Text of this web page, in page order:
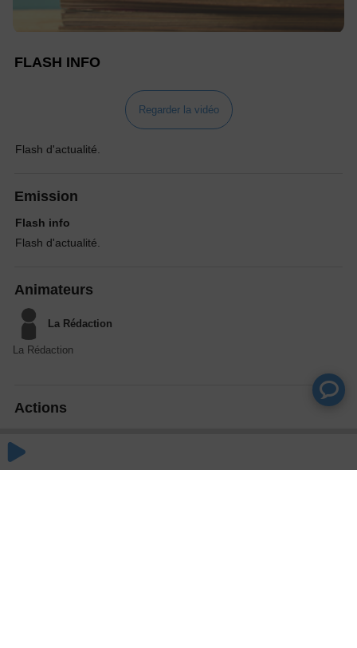
FLASH INFO
Regarder la vidéo
Flash d'actualité.
Emission
Flash info
Flash d'actualité.
Animateurs
La Rédaction
La Rédaction
Actions